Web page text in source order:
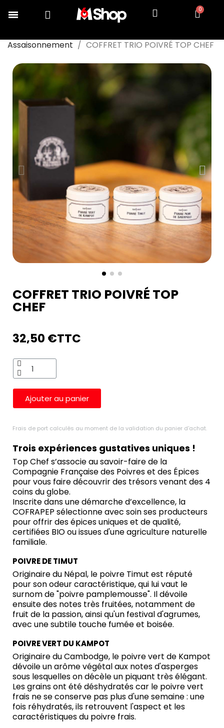
Assaisonnement
COFFRET TRIO POIVRÉ TOP CHEF
COFFRET TRIO POIVRÉ TOP
CHEF
32,50 €TTC
Ajouter au panier
Frais de port calculés au moment de la validation du panier d'achat.
Trois expériences gustatives uniques !
Top Chef s’associe au savoir-faire de la
Compagnie Française des Poivres et des Épices
pour vous faire découvrir des trésors venant des 4
coins du globe.
Inscrite dans une démarche d’excellence, la
COFRAPEP sélectionne avec soin ses producteurs
pour offrir des épices uniques et de qualité,
certifiées BIO ou issues d'une agriculture naturelle
familiale.
POIVRE DE TIMUT
Originaire du Népal, le poivre Timut est réputé
pour son odeur caractéristique, qui lui vaut le
surnom de "poivre pamplemousse". Il dévoile
ensuite des notes très fruitées, notamment de
fruit de la passion, ainsi qu'un festival d'agrumes,
avec une subtile touche fumée et boisée.
POIVRE VERT DU KAMPOT
Originaire du Cambodge, le poivre vert de Kampot
dévoile un arôme végétal aux notes d'asperges
sous lesquelles on décèle un piquant très élégant.
Les grains ont été déshydratés car le poivre vert
frais ne se conserve pas plus d'une semaine : une
fois réhydratés, ils retrouvent l'aspect et les
caractéristiques du poivre frais.